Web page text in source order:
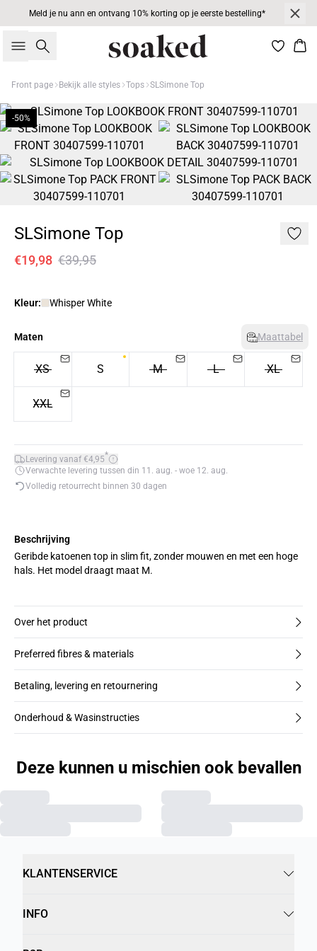
Meld je nu ann en ontvang 10% korting op je eerste bestelling*
Zoeken
Front page Bekijk alle styles Tops SLSimone Top
-50%
SLSimone Top
€19,98 €39,95
Kleur: Whisper White
Maten Maattabel
XS S M L XL
XXL
Levering vanaf €4,95*
Verwachte levering tussen din 11. aug. - woe 12. aug.
Volledig retourrecht binnen 30 dagen
Beschrijving
Geribde katoenen top in slim fit, zonder mouwen en met een hoge
hals. Het model draagt maat M.
Over het product
Preferred fibres & materials
Betaling, levering en retournering
Onderhoud & Wasinstructies
Deze kunnen u mischien ook bevallen
KLANTENSERVICE
INFO